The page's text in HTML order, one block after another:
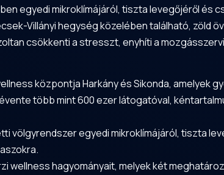
egyedi mikroklímájáról, tiszta levegőjéről és
-Villányihegység közelében található, zöld
csökkenti a stresszt, enyhíti a
központja Harkány és Sikonda, amelyek
több mint 600 ezer látogatóval,
völgyrendszer egyedi mikroklímájáról, tiszta
wellness hagyományait, melyek két